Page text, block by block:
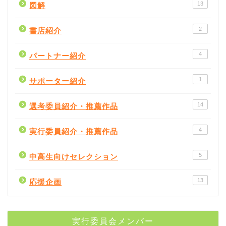
図解 13
書店紹介 2
パートナー紹介 4
サポーター紹介 1
選考委員紹介・推薦作品 14
実行委員紹介・推薦作品 4
中高生向けセレクション 5
応援企画 13
実行委員会メンバー